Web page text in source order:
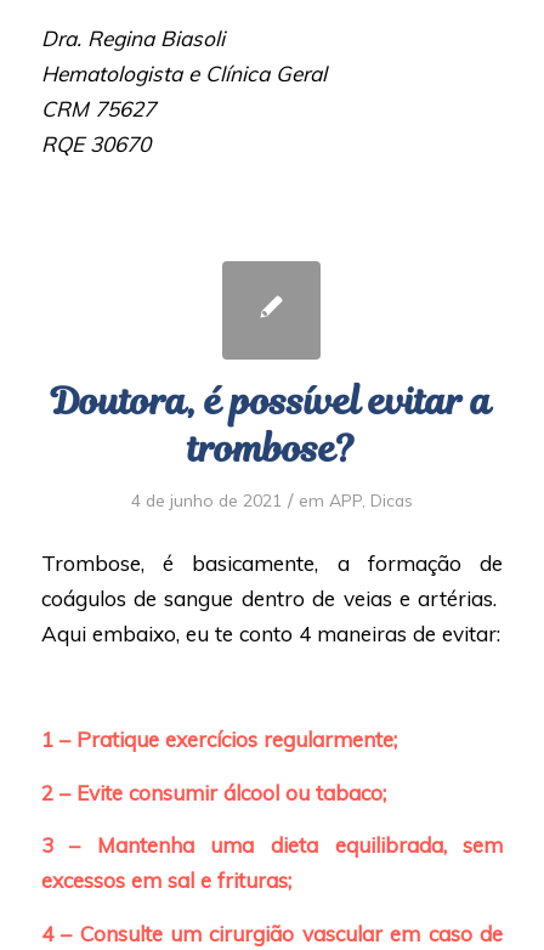
Dra. Regina Biasoli
Hematologista e Clínica Geral
CRM 75627
RQE 30670
Doutora, é possível evitar a
trombose?
4 de junho de 2021 / em APP, Dicas
Trombose, é basicamente, a formação de
coágulos de sangue dentro de veias e artérias.
Aqui embaixo, eu te conto 4 maneiras de evitar:
1 – Pratique exercícios regularmente;
2 – Evite consumir álcool ou tabaco;
3 – Mantenha uma dieta equilibrada, sem
excessos em sal e frituras;
4 – Consulte um cirurgião vascular em caso de